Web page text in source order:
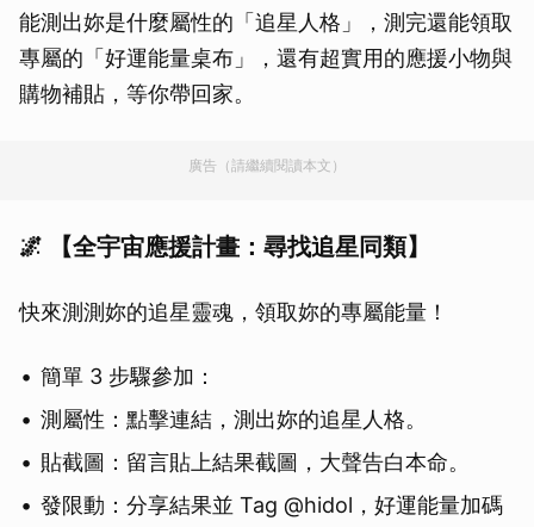
能測出妳是什麼屬性的「追星人格」，測完還能領取
專屬的「好運能量桌布」，還有超實用的應援小物與
購物補貼，等你帶回家。
廣告（請繼續閱讀本文）
🌌 【全宇宙應援計畫：尋找追星同類】
快來測測妳的追星靈魂，領取妳的專屬能量！
簡單 3 步驟參加：
測屬性：點擊連結，測出妳的追星人格。
貼截圖：留言貼上結果截圖，大聲告白本命。
發限動：分享結果並 Tag @hidol，好運能量加碼